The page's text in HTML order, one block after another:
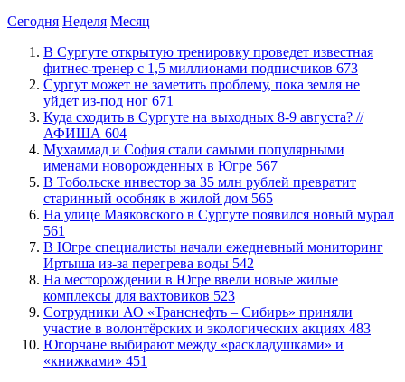
Сегодня Неделя Месяц
В Сургуте открытую тренировку проведет известная
фитнес-тренер с 1,5 миллионами подписчиков 673
Сургут может не заметить проблему, пока земля не
уйдет из-под ног 671
​Куда сходить в Сургуте на выходных 8-9 августа? //
АФИША 604
​Мухаммад и София стали самыми популярными
именами новорожденных в Югре 567
В Тобольске инвестор за 35 млн рублей превратит
старинный особняк в жилой дом 565
​На улице Маяковского в Сургуте появился новый мурал
561
В Югре специалисты начали ежедневный мониторинг
Иртыша из-за перегрева воды 542
​На месторождении в Югре ввели новые жилые
комплексы для вахтовиков 523
Сотрудники АО «Транснефть – Сибирь» приняли
участие в волонтёрских и экологических акциях 483
​Югорчане выбирают между «раскладушками» и
«книжками» 451